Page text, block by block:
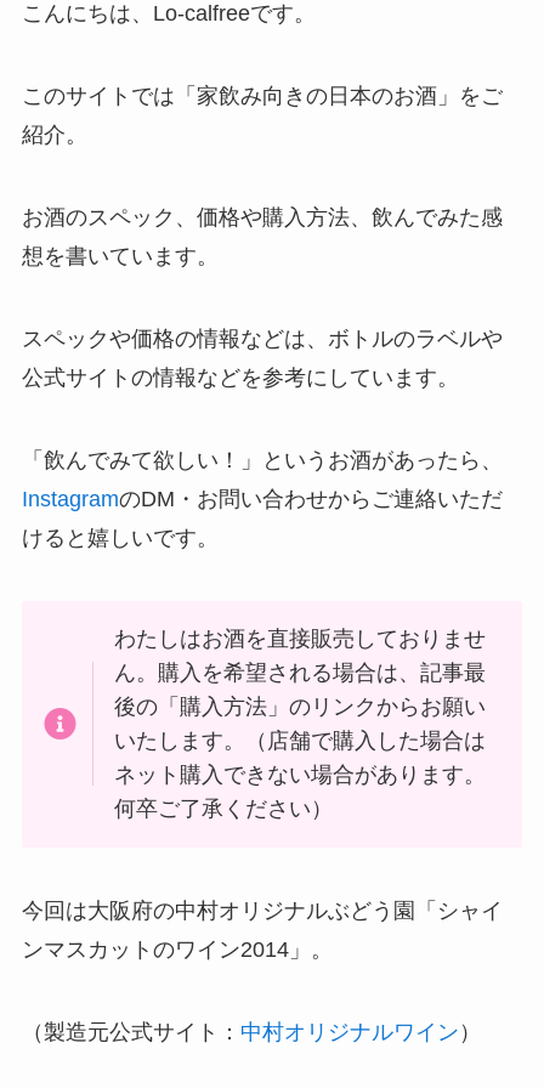
こんにちは、Lo-calfreeです。
このサイトでは「家飲み向きの日本のお酒」をご
紹介。
お酒のスペック、価格や購入方法、飲んでみた感
想を書いています。
スペックや価格の情報などは、ボトルのラベルや
公式サイトの情報などを参考にしています。
「飲んでみて欲しい！」というお酒があったら、
InstagramのDM・お問い合わせからご連絡いただ
けると嬉しいです。
わたしはお酒を直接販売しておりませ
ん。購入を希望される場合は、記事最
後の「購入方法」のリンクからお願い
いたします。（店舗で購入した場合は
ネット購入できない場合があります。
何卒ご了承ください）
今回は大阪府の中村オリジナルぶどう園「シャイ
ンマスカットのワイン2014」。
（製造元公式サイト： 中村オリジナルワイン ）